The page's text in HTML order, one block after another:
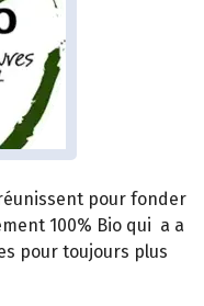
pour fonder
100% Bio qui a a
pour toujours plus